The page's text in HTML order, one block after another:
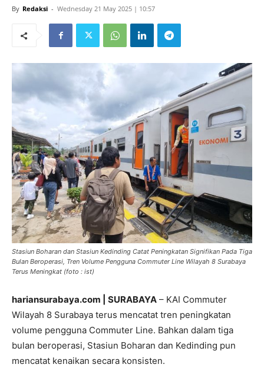
By Redaksi - Wednesday 21 May 2025 | 10:57
Stasiun Boharan dan Stasiun Kedinding Catat Peningkatan Signifikan Pada Tiga
Bulan Beroperasi, Tren Volume Pengguna Commuter Line Wilayah 8 Surabaya
Terus Meningkat (foto : ist)
hariansurabaya.com | SURABAYA – KAI Commuter
Wilayah 8 Surabaya terus mencatat tren peningkatan
volume pengguna Commuter Line. Bahkan dalam tiga
bulan beroperasi, Stasiun Boharan dan Kedinding pun
mencatat kenaikan secara konsisten.